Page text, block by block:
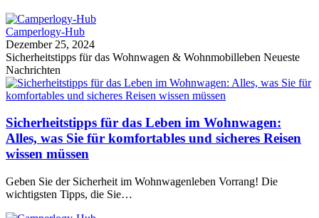
Camperlogy-Hub
Dezember 25, 2024
Sicherheitstipps für das Wohnwagen & Wohnmobilleben Neueste
Nachrichten
Sicherheitstipps für das Leben im Wohnwagen:
Alles, was Sie für komfortables und sicheres Reisen
wissen müssen
Geben Sie der Sicherheit im Wohnwagenleben Vorrang! Die
wichtigsten Tipps, die Sie…